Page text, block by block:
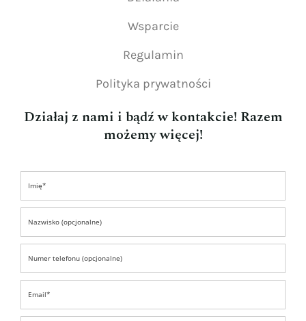
Wsparcie
Regulamin
Polityka prywatności
Działaj z nami i bądź w kontakcie! Razem
możemy więcej!